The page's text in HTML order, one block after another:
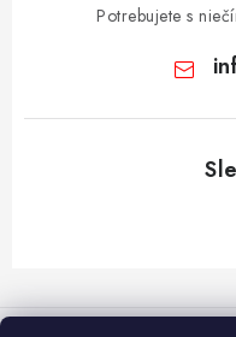
Potrebujete s
á